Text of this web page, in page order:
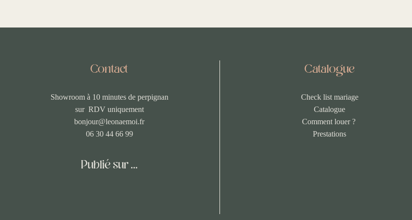
Contact
Showroom à 10 minutes de perpignan
sur RDV uniquement
bonjour@leonaemoi.fr
06 30 44 66 99
Publié sur …
Catalogue
Check list mariage
Catalogue
Comment louer ?
Prestations